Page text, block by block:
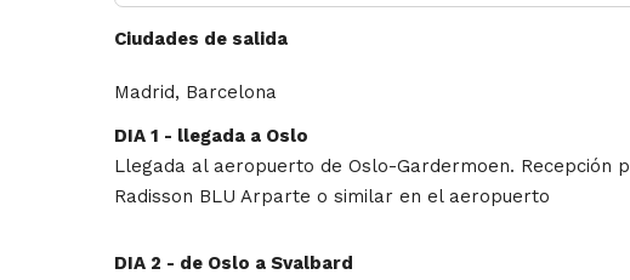
Ciudades de salida
Madrid, Barcelona
DIA 1 - llegada a Oslo
Llegada al aeropuerto de Oslo-Gardermoen.
Radisson BLU Arparte o similar en el aeropuerto
DIA 2 - de Oslo a Svalbard